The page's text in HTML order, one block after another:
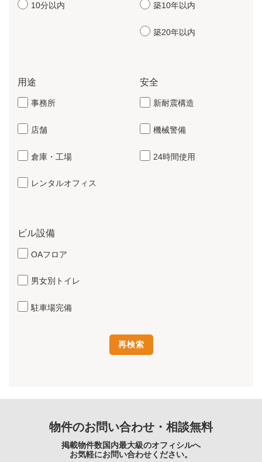
10分以内 築10年以内
築20年以内
用途
事務所
店舗
倉庫・工場
レンタルオフィス
安全
新耐震構造
機械警備
24時間使用
ビル設備
OAフロア
男女別トイレ
駐車場完備
物件のお問い合わせ・相談無料
掲載物件数国内最大級のオフィシルへ
お気軽にお問い合わせください。